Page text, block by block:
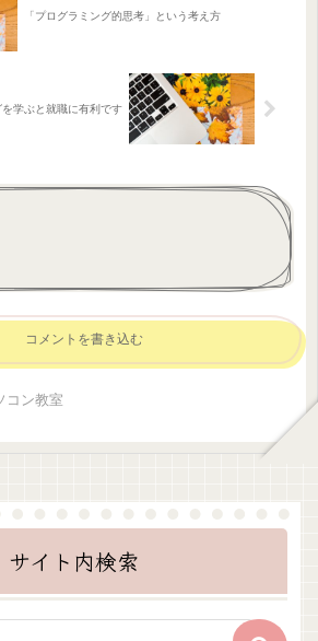
「プログラミング的思考」という考え方
学ぶと就職に有利です
コメントを書き込む
コン教室
サイト内検索